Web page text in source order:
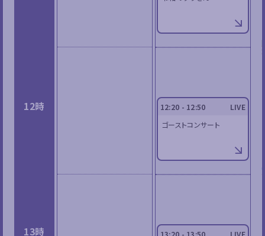
12時
13時
12:20 - 12:50
LIVE
ゴーストコンサート
13:20 - 13:50
LIVE